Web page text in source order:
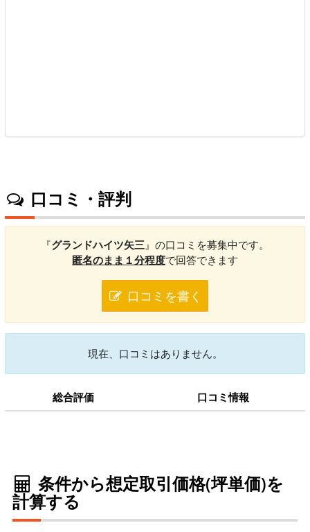
口コミ・評判
『グランドハイツ矢三』の口コミを募集中です。
匿名のまま１分程度で回答できます
口コミを書く
現在、口コミはありません。
総合評価 口コミ情報
条件から想定取引価格(坪単価)を
計算する